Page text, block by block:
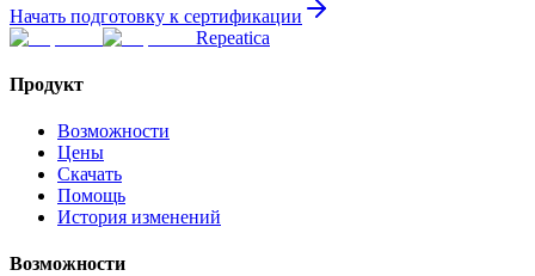
Начать подготовку к сертификации
Repeatica
Продукт
Возможности
Цены
Скачать
Помощь
История изменений
Возможности